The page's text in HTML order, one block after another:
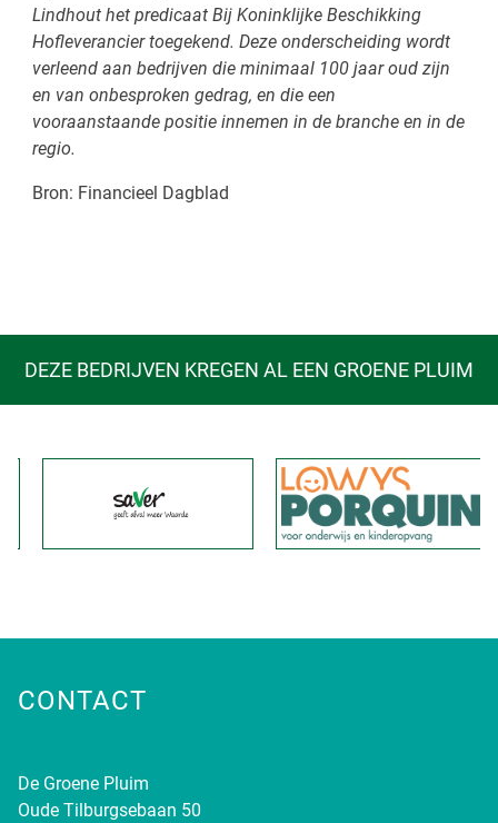
Lindhout het predicaat Bij Koninklijke Beschikking
Hofleverancier toegekend. Deze onderscheiding wordt
verleend aan bedrijven die minimaal 100 jaar oud zijn
en van onbesproken gedrag, en die een
vooraanstaande positie innemen in de branche en in de
regio.
Bron: Financieel Dagblad
DEZE BEDRIJVEN KREGEN AL EEN GROENE PLUIM
CONTACT
De Groene Pluim
Oude Tilburgsebaan 50